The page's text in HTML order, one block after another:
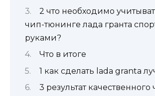
2 что необходимо
чип-тюнинге лада гранта
руками?
Что в итоге
1 как сделать lada granta
3 результат качественного